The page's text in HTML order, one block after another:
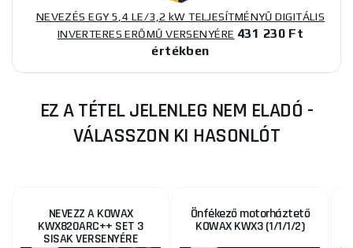
NEVEZÉS EGY 5,4 LE/3,2 kW TELJESÍTMÉNYŰ DIGITÁLIS
INVERTERES ERŐMŰ VERSENYÉRE 431 230 Ft
értékben
EZ A TÉTEL JELENLEG NEM ELADÓ -
VÁLASSZON KI HASONLÓT
NEVEZZ A KOWAX
KWX820ARC++ SET 3
SISAK VERSENYÉRE
Önfékező motorháztető
KOWAX KWX3 (1/1/1/2)